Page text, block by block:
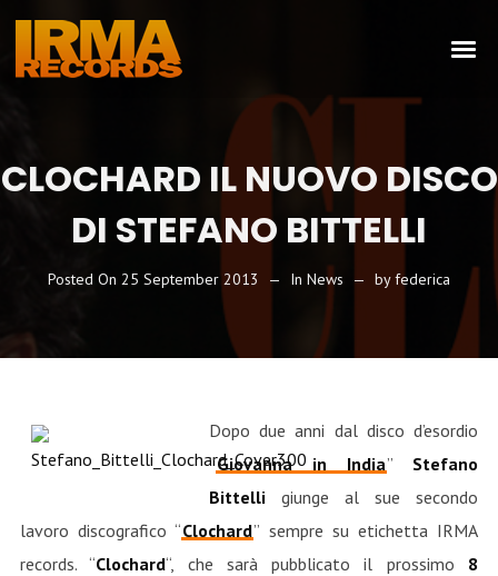
CLOCHARD IL NUOVO DISCO
DI STEFANO BITTELLI
Posted On 25 September 2013 In News byfederica
Dopo due anni dal disco d’esordio
“Giovanna in India” Stefano
Bittelligiunge al sue secondo
lavoro discografico “Clochard” sempre su etichetta IRMA
records. “Clochard“, che sarà pubblicato il prossimo 8